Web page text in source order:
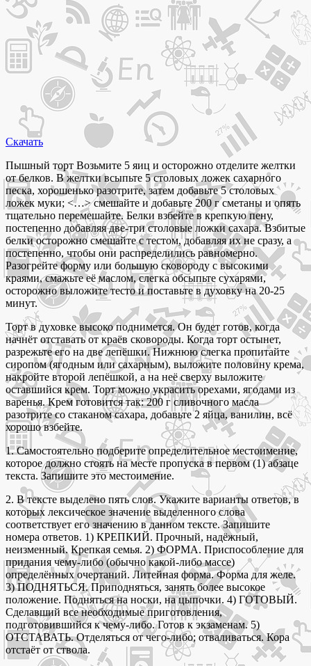
Скачать
Пышный торт Возьмите 5 яиц и осторожно отделите желтки
от белков. В желтки всыпьте 5 столовых ложек сахарного
песка, хорошенько разотрите, затем добавьте 5 столовых
ложек муки; ˂…˃ смешайте и добавьте 200 г сметаны и опять
тщательно перемешайте. Белки взбейте в крепкую пену,
постепенно добавляя две-три столовые ложки сахара. Взбитые
белки осторожно смешайте с тестом, добавляя их не сразу, а
постепенно, чтобы они распределились равномерно.
Разогрейте форму или большую сковороду с высокими
краями, смажьте её маслом, слегка обсыпьте сухарями,
осторожно выложите тесто и поставьте в духовку на 20-25
минут.
Торт в духовке высоко поднимется. Он будет готов, когда
начнёт отставать от краёв сковороды. Когда торт остынет,
разрежьте его на две лепёшки. Нижнюю слегка пропитайте
сиропом (ягодным или сахарным), выложите половину крема,
накройте второй лепёшкой, а на неё сверху выложите
оставшийся крем. Торт можно украсить орехами, ягодами из
варенья. Крем готовится так: 200 г сливочного масла
разотрите со стаканом сахара, добавьте 2 яйца, ванилин, всё
хорошо взбейте.
1. Самостоятельно подберите определительное местоимение,
которое должно стоять на месте пропуска в первом (1) абзаце
текста. Запишите это местоимение.
2. В тексте выделено пять слов. Укажите варианты ответов, в
которых лексическое значение выделенного слова
соответствует его значению в данном тексте. Запишите
номера ответов. 1) КРЕПКИЙ. Прочный, надёжный,
неизменный. Крепкая семья. 2) ФОРМА. Приспособление для
придания чему-либо (обычно какой-либо массе)
определённых очертаний. Литейная форма. Форма для желе.
3) ПОДНЯТЬСЯ. Приподняться, занять более высокое
положение. Подняться на носки, на цыпочки. 4) ГОТОВЫЙ.
Сделавший все необходимые приготовления,
подготовившийся к чему-либо. Готов к экзаменам. 5)
ОТСТАВАТЬ. Отделяться от чего-либо; отваливаться. Кора
отстаёт от ствола.